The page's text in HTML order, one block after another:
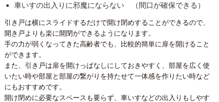
車いすの出入りに邪魔にならない （間口が確保できる）
引き戸は横にスライドするだけで開け閉めすることができるので、
開き戸よりも楽に開閉ができるようになります。
手の力が弱くなってきた高齢者でも、比較的簡単に扉を開けること
ができます。
また、引き戸は扉を開けっぱなしにしておきやすく、部屋を広く使
いたい時や部屋と部屋の繋がりを持たせて一体感を作りたい時など
にもおすすめです。
開け閉めに必要なスペースも要らず、車いすなどの出入りもしやす